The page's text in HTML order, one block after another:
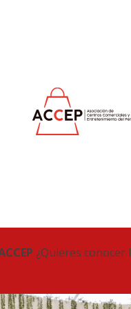
¿Quieres conocer